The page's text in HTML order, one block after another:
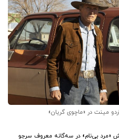
مینت در «ماچوی گریان»
۱۹۶۰ با بازی در نقش «مرد بی‌نام» در سه‌گانه معروف سرجو